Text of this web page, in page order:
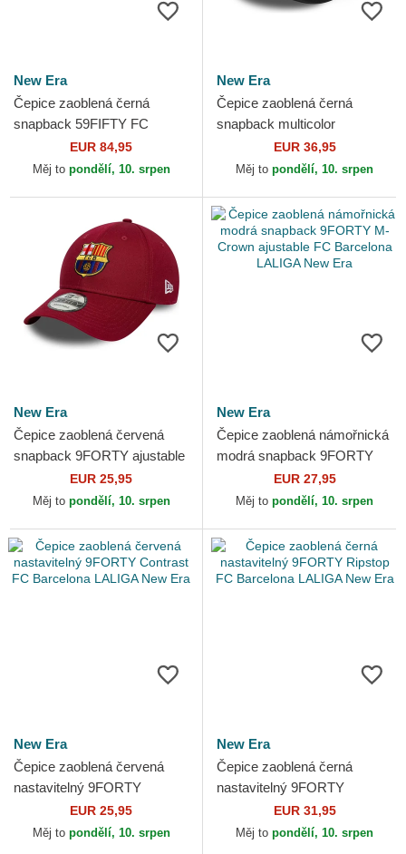
New Era
Čepice zaoblená černá
snapback 59FIFTY FC
Barcelona LALIGA New Era
EUR 84,95
Měj to pondělí, 10. srpen
New Era
Čepice zaoblená černá
snapback multicolor
9SEVENTY Stretch Snap
TPU FC Barcelona LALIGA
EUR 36,95
Měj to pondělí, 10. srpen
New Era
Čepice zaoblená červená
snapback 9FORTY ajustable
FC Barcelona LALIGA New
Era
EUR 25,95
Měj to pondělí, 10. srpen
New Era
Čepice zaoblená námořnická
modrá snapback 9FORTY
M-Crown ajustable FC
Barcelona LALIGA New Era
EUR 27,95
Měj to pondělí, 10. srpen
New Era
Čepice zaoblená červená
nastavitelný 9FORTY
Contrast FC Barcelona
LALIGA New Era
EUR 25,95
Měj to pondělí, 10. srpen
New Era
Čepice zaoblená černá
nastavitelný 9FORTY
Ripstop FC Barcelona
LALIGA New Era
EUR 31,95
Měj to pondělí, 10. srpen